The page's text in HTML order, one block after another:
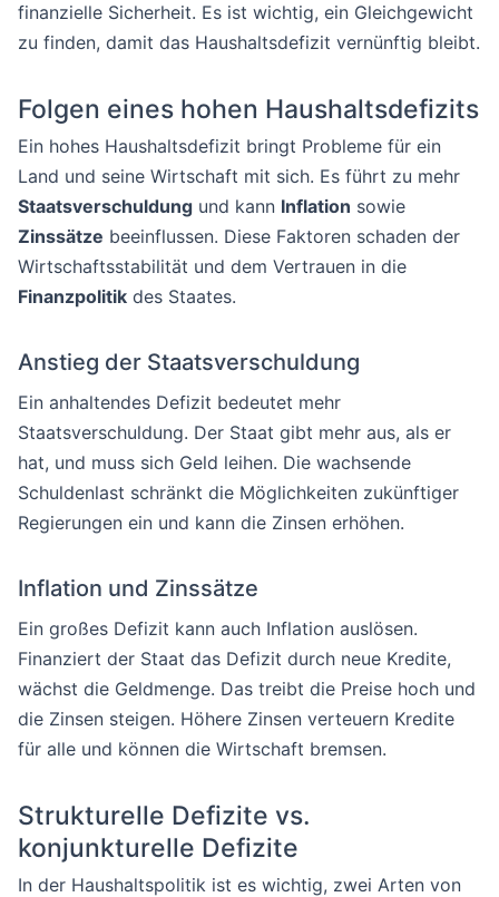
finanzielle Sicherheit. Es ist wichtig, ein Gleichgewicht
zu finden, damit das Haushaltsdefizit vernünftig bleibt.
Folgen eines hohen Haushaltsdefizits
Ein hohes Haushaltsdefizit bringt Probleme für ein
Land und seine Wirtschaft mit sich. Es führt zu mehr
Staatsverschuldung und kann Inflation sowie
Zinssätze beeinflussen. Diese Faktoren schaden der
Wirtschaftsstabilität und dem Vertrauen in die
Finanzpolitik des Staates.
Anstieg der Staatsverschuldung
Ein anhaltendes Defizit bedeutet mehr
Staatsverschuldung. Der Staat gibt mehr aus, als er
hat, und muss sich Geld leihen. Die wachsende
Schuldenlast schränkt die Möglichkeiten zukünftiger
Regierungen ein und kann die Zinsen erhöhen.
Inflation und Zinssätze
Ein großes Defizit kann auch Inflation auslösen.
Finanziert der Staat das Defizit durch neue Kredite,
wächst die Geldmenge. Das treibt die Preise hoch und
die Zinsen steigen. Höhere Zinsen verteuern Kredite
für alle und können die Wirtschaft bremsen.
Strukturelle Defizite vs.
konjunkturelle Defizite
In der Haushaltspolitik ist es wichtig, zwei Arten von